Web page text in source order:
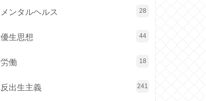
メンタルヘルス 28
優生思想 44
労働 18
反出生主義 241